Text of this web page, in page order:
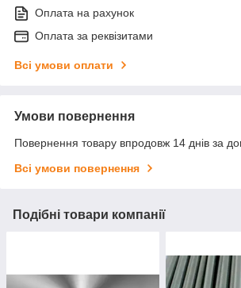
Оплата на рахунок
Оплата за реквізитами
Всі умови оплати
Умови повернення
Повернення товару впродовж 14 днів за
Всі умови повернення
Подібні товари компанії